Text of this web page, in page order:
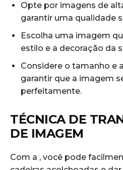
Opte por imagens ⁣de
garantir uma qualidade
Escolha uma imagem
estilo e a decoração da
Considere o tamanho e
garantir que a imagem
perfeitamente.
TÉCNICA DE
DE IMAGEM
Com a ⁣, você pode